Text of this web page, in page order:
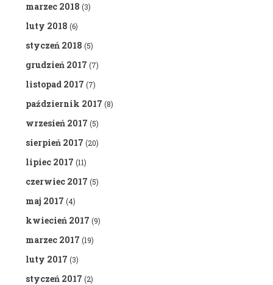
marzec 2018 (3)
luty 2018 (6)
styczeń 2018 (5)
grudzień 2017 (7)
listopad 2017 (7)
październik 2017 (8)
wrzesień 2017 (5)
sierpień 2017 (20)
lipiec 2017 (11)
czerwiec 2017 (5)
maj 2017 (4)
kwiecień 2017 (9)
marzec 2017 (19)
luty 2017 (3)
styczeń 2017 (2)